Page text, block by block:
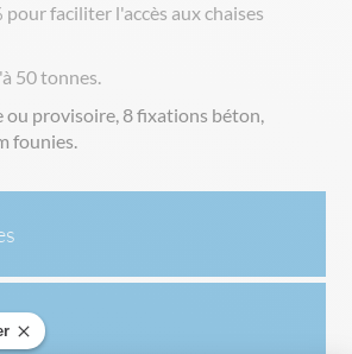
pour faciliter l'accès aux chaises
50 tonnes.
provisoire, 8 fixations béton,
founies.